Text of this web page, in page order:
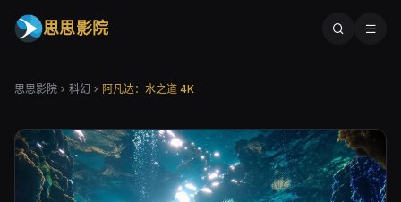
思思影院
思思影院 科幻 阿凡达：水之道 4K